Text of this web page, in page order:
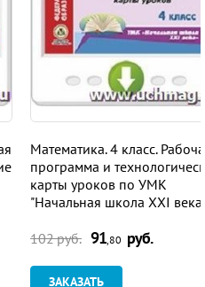
Математика. 4 класс.
программа и
карты уроков по УМК
"Начальная школа XXI
через Интернет
102 руб. 91 ,80 руб.
ЗАКАЗАТЬ